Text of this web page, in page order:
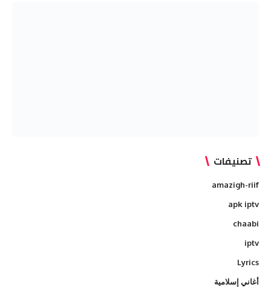
تصنيفات
amazigh-riif
apk iptv
chaabi
iptv
Lyrics
أغاني إسلامية